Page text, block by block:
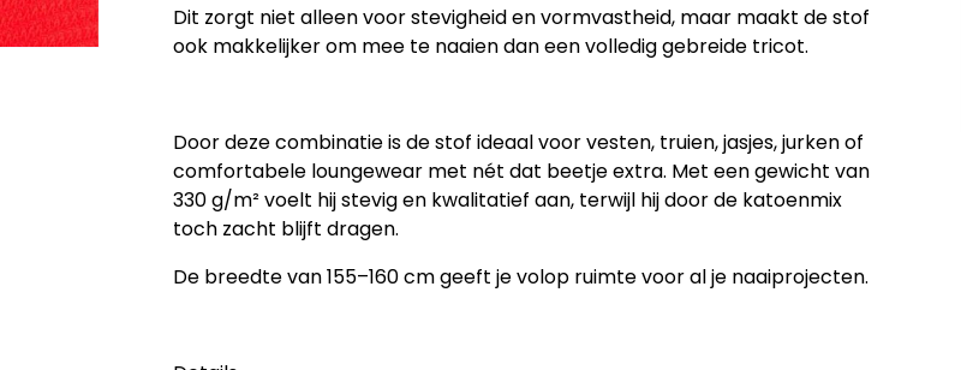
Dit zorgt niet alleen voor stevigheid en vormvastheid, maar maakt de stof
ook makkelijker om mee te naaien dan een volledig gebreide tricot.
Door deze combinatie is de stof ideaal voor vesten, truien, jasjes, jurken of
comfortabele loungewear met nét dat beetje extra. Met een gewicht van
330 g/m² voelt hij stevig en kwalitatief aan, terwijl hij door de katoenmix
toch zacht blijft dragen.
De breedte van 155–160 cm geeft je volop ruimte voor al je naaiprojecten.